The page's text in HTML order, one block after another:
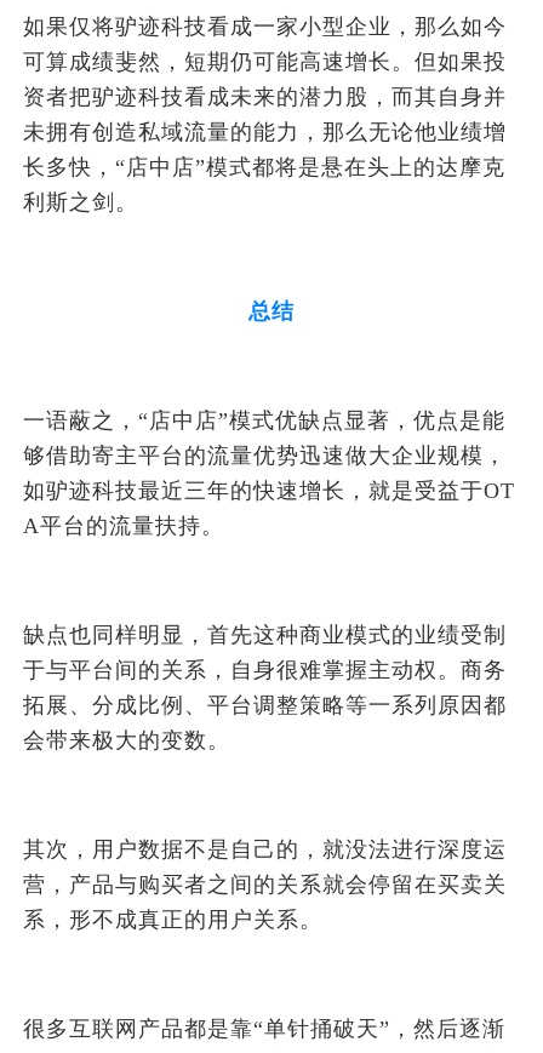
如果仅将驴迹科技看成一家小型企业，那么如今
可算成绩斐然，短期仍可能高速增长。但如果投
资者把驴迹科技看成未来的潜力股，而其自身并
未拥有创造私域流量的能力，那么无论他业绩增
长多快，“店中店”模式都将是悬在头上的达摩克
利斯之剑。
总结
一语蔽之，“店中店”模式优缺点显著，优点是能
够借助寄主平台的流量优势迅速做大企业规模，
如驴迹科技最近三年的快速增长，就是受益于OT
A平台的流量扶持。
缺点也同样明显，首先这种商业模式的业绩受制
于与平台间的关系，自身很难掌握主动权。商务
拓展、分成比例、平台调整策略等一系列原因都
会带来极大的变数。
其次，用户数据不是自己的，就没法进行深度运
营，产品与购买者之间的关系就会停留在买卖关
系，形不成真正的用户关系。
很多互联网产品都是靠“单针捅破天”，然后逐渐